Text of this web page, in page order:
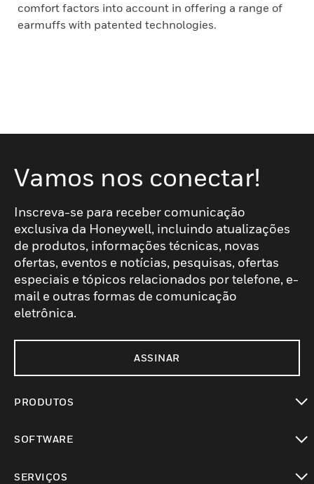
comfort factors into account in offering a range of
earmuffs with patented technologies.
Vamos nos conectar!
Inscreva-se para receber comunicação
exclusiva da Honeywell, incluindo atualizações
de produtos, informações técnicas, novas
ofertas, eventos e notícias, pesquisas, ofertas
especiais e tópicos relacionados por telefone, e-
mail e outras formas de comunicação
eletrônica.
ASSINAR
PRODUTOS
SOFTWARE
SERVIÇOS